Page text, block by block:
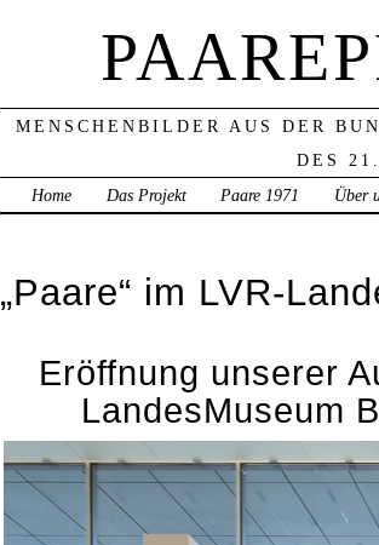
MENSCHENBILDER AUS DER
DES
Home
Das Projekt Paare 1971 Über
„Paare“ im LVR-
Eröffnung unserer
LandesMuseum